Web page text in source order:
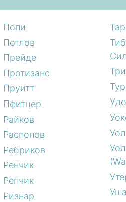
Попи
Потлов
Прейде
Протизанс
Пруитт
Пфитцер
Райков
Распопов
Ребриков
Ренчик
Репчик
Ризнар